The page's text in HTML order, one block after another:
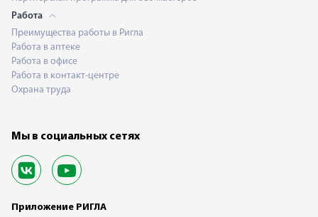
Работа
Преимущества работы в Ригла
Работа в аптеке
Работа в офисе
Работа в контакт-центре
Охрана труда
Мы в социальных сетях
Приложение РИГЛА